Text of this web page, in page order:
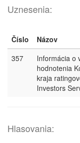
Uznesenia:
Číslo Názov
357
Informácia o
hodnotenia
kraja
Investors
Hlasovania: